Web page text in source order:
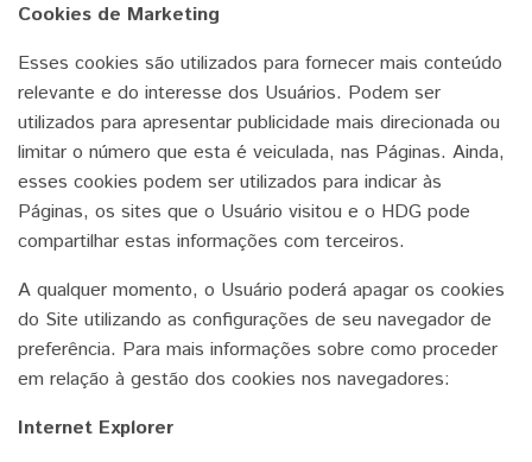
Cookies de Marketing
Esses cookies são utilizados para fornecer mais conteúdo
relevante e do interesse dos Usuários. Podem ser
utilizados para apresentar publicidade mais direcionada ou
limitar o número que esta é veiculada, nas Páginas. Ainda,
esses cookies podem ser utilizados para indicar às
Páginas, os sites que o Usuário visitou e o HDG pode
compartilhar estas informações com terceiros.
A qualquer momento, o Usuário poderá apagar os cookies
do Site utilizando as configurações de seu navegador de
preferência. Para mais informações sobre como proceder
em relação à gestão dos cookies nos navegadores:
Internet Explorer